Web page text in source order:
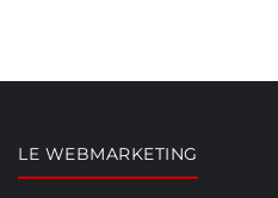
LE WEBMARKETING